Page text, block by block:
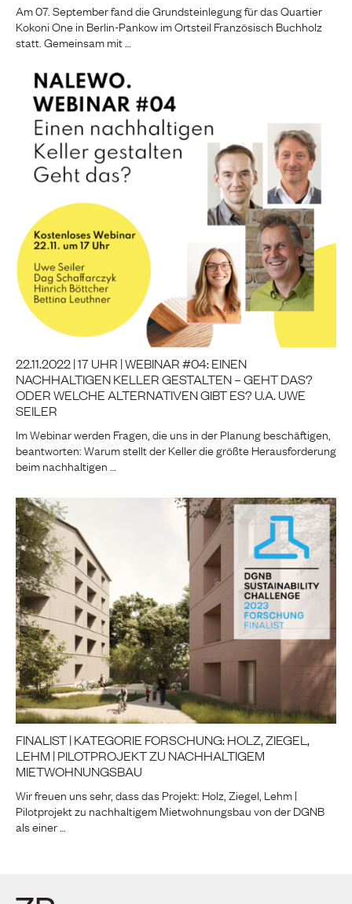
Am 07. September fand die Grundsteinlegung für das Quartier
Kokoni One in Berlin-Pankow im Ortsteil Französisch Buchholz
statt. Gemeinsam mit …
22.11.2022 | 17 UHR | WEBINAR #04: EINEN
NACHHALTIGEN KELLER GESTALTEN – GEHT DAS?
ODER WELCHE ALTERNATIVEN GIBT ES? U.A. UWE
SEILER
Im Webinar werden Fragen, die uns in der Planung beschäftigen,
beantworten: Warum stellt der Keller die größte Herausforderung
beim nachhaltigen …
FINALIST | KATEGORIE FORSCHUNG: HOLZ, ZIEGEL,
LEHM | PILOTPROJEKT ZU NACHHALTIGEM
MIETWOHNUNGSBAU
Wir freuen uns sehr, dass das Projekt: Holz, Ziegel, Lehm |
Pilotprojekt zu nachhaltigem Mietwohnungsbau von der DGNB
als einer …